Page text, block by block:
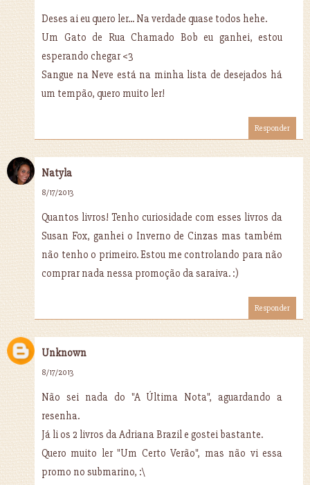
Deses ai eu quero ler... Na verdade quase todos hehe.
Um Gato de Rua Chamado Bob eu ganhei, estou
esperando chegar <3
Sangue na Neve está na minha lista de desejados há
um tempão, quero muito ler!
Responder
Natyla
8/17/2013
Quantos livros! Tenho curiosidade com esses livros da
Susan Fox, ganhei o Inverno de Cinzas mas também
não tenho o primeiro. Estou me controlando para não
comprar nada nessa promoção da saraiva. :)
Responder
Unknown
8/17/2013
Não sei nada do "A Última Nota", aguardando a
resenha.
Já li os 2 livros da Adriana Brazil e gostei bastante.
Quero muito ler "Um Certo Verão", mas não vi essa
promo no submarino, :\